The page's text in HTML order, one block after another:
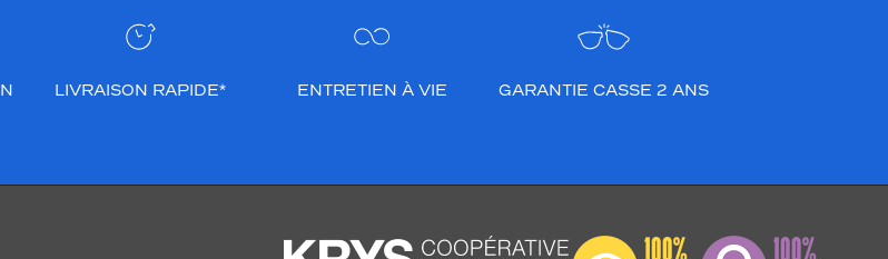
LIVRAISON RAPIDE* ENTRETIEN À VIE GARANTIE CASSE 2 ANS